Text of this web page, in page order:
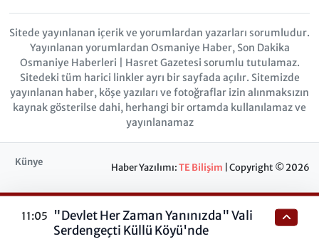
Sitede yayınlanan içerik ve yorumlardan yazarları sorumludur.
Yayınlanan yorumlardan Osmaniye Haber, Son Dakika
Osmaniye Haberleri | Hasret Gazetesi sorumlu tutulamaz.
Sitedeki tüm harici linkler ayrı bir sayfada açılır. Sitemizde
yayınlanan haber, köşe yazıları ve fotoğraflar izin alınmaksızın
kaynak gösterilse dahi, herhangi bir ortamda kullanılamaz ve
yayınlanamaz
Künye Haber Yazılımı:TE Bilişim | Copyright © 2026
11:05 "Devlet Her Zaman Yanınızda" Vali
Serdengeçti Küllü Köyü'nde